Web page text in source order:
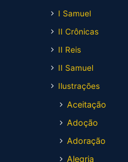
I Samuel
II Crônicas
II Reis
II Samuel
Ilustrações
Aceitação
Adoção
Adoração
Alegria